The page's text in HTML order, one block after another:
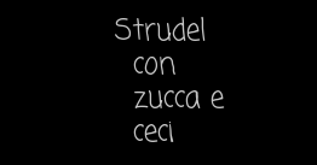
Strudel
con
zucca e
ceci